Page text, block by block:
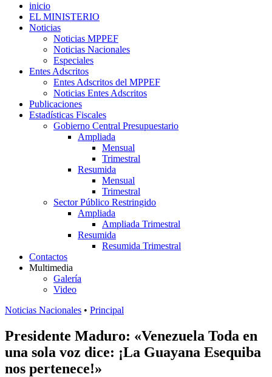
inicio
EL MINISTERIO
Noticias
Noticias MPPEF
Noticias Nacionales
Especiales
Entes Adscritos
Entes Adscritos del MPPEF
Noticias Entes Adscritos
Publicaciones
Estadísticas Fiscales
Gobierno Central Presupuestario
Ampliada
Mensual
Trimestral
Resumida
Mensual
Trimestral
Sector Público Restringido
Ampliada
Ampliada Trimestral
Resumida
Resumida Trimestral
Contactos
Multimedia
Galería
Video
Noticias Nacionales • Principal
Presidente Maduro: «Venezuela Toda en
una sola voz dice: ¡La Guayana Esequiba
nos pertenece!»